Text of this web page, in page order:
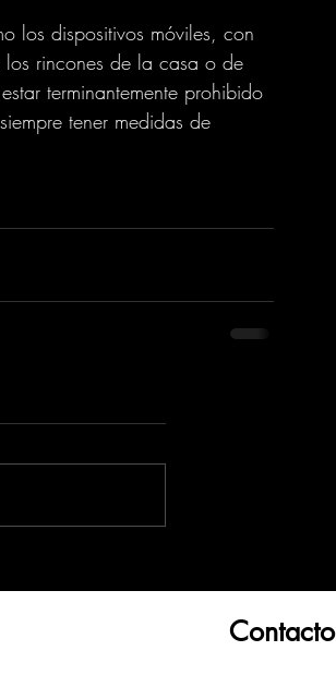
los dispositivos móviles, con
rincones de la casa o de
terminantemente prohibido
tener medidas de
Contacto